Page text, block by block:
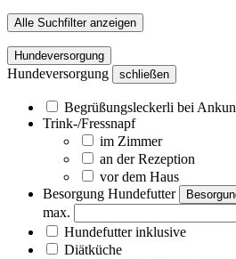
Alle Suchfilter anzeigen
Hundeversorgung
Hundeversorgung schließen
Begrüßungsleckerli bei
Trink-/Fressnapf
im Zimmer
an der Rezeption
vor dem Haus
Besorgung Hundefutter
max.
Hundefutter inklusive
Diätküche